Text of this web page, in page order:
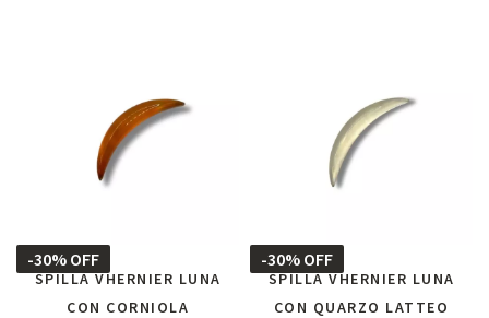
-30% OFF
SPILLA VHERNIER LUNA
CON CORNIOLA
-30% OFF
SPILLA VHERNIER LUNA
CON QUARZO LATTEO